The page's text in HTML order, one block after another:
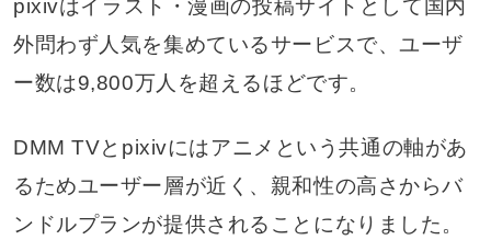
pixivはイラスト・漫画の投稿サイトとして国内
外問わず人気を集めているサービスで、ユーザ
ー数は9,800万人を超えるほどです。
DMM TVとpixivにはアニメという共通の軸があ
るためユーザー層が近く、親和性の高さからバ
ンドルプランが提供されることになりました。